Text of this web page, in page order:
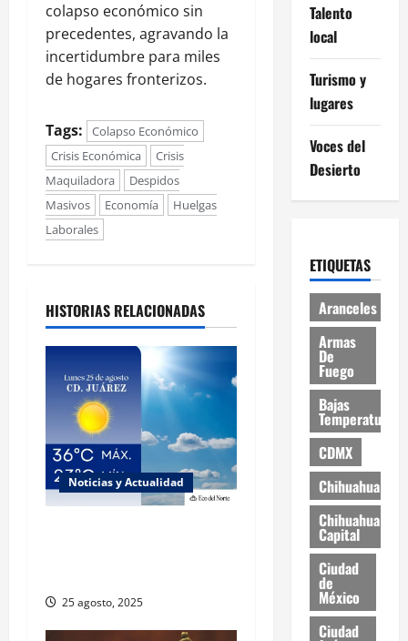
colapso económico sin
precedentes, agravando la
incertidumbre para miles
de hogares fronterizos.
Tags:
Colapso Económico
Crisis Económica
Crisis
Maquiladora
Despidos
Masivos
Economía
Huelgas
Laborales
HISTORIAS RELACIONADAS
Noticias y Actualidad
25 agosto, 2025
Talento
local
Turismo y
lugares
Voces del
Desierto
ETIQUETAS
Aranceles
Armas
De
Fuego
Bajas
Temperaturas
CDMX
Chihuahua
Chihuahua
Capital
Ciudad
de
México
Ciudad